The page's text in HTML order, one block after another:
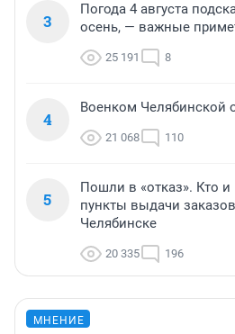
3
Погода 4 августа
осень, — важные
25 191 8
4
Военком Челябинской
21 068 110
5
Пошли в «отказ». Кто и
пункты выдачи
Челябинске
20 335 196
МНЕНИЕ